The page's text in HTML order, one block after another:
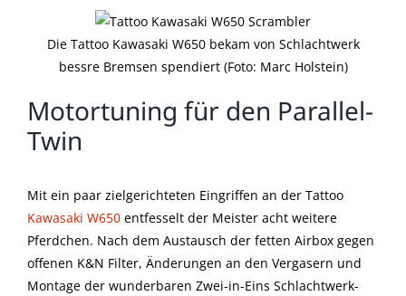
Die Tattoo Kawasaki W650 bekam von Schlachtwerk
bessre Bremsen spendiert (Foto: Marc Holstein)
Motortuning für den Parallel-
Twin
Mit ein paar zielgerichteten Eingriffen an der Tattoo
Kawasaki W650 entfesselt der Meister acht weitere
Pferdchen. Nach dem Austausch der fetten Airbox gegen
offenen K&N Filter, Änderungen an den Vergasern und
Montage der wunderbaren Zwei-in-Eins Schlachtwerk-